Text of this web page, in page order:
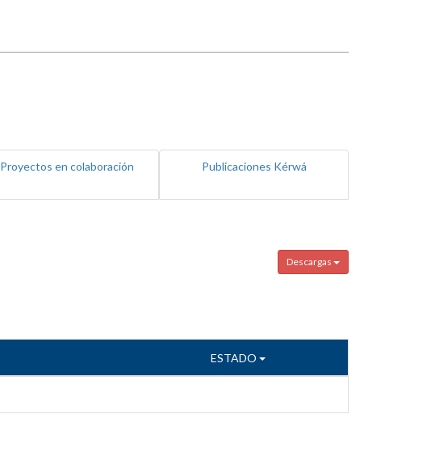
Proyectos en colaboración Publicaciones Kérwá
Descargas
ESTADO